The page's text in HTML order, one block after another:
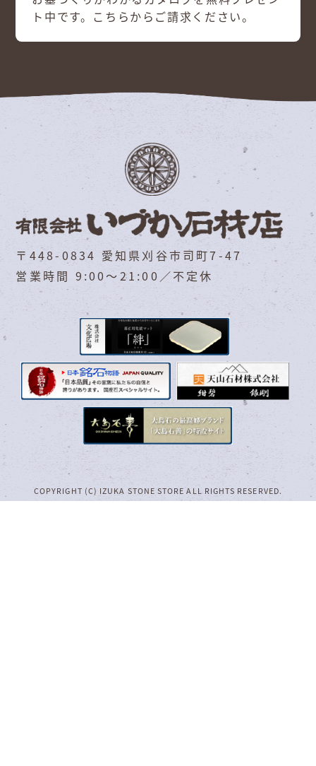
ト中です。こちらからご請求ください。
〒448-0834 愛知県刈谷市司町7-47
営業時間 9:00～21:00／不定休
COPYRIGHT (C) IZUKA STONE STORE ALL RIGHTS RESERVED.